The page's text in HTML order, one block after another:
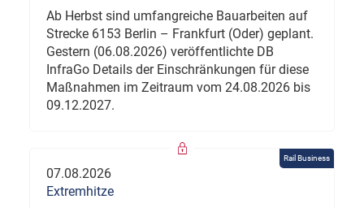
Ab Herbst sind umfangreiche Bauarbeiten auf
Strecke 6153 Berlin – Frankfurt (Oder) geplant.
Gestern (06.08.2026) veröffentlichte DB
InfraGo Details der Einschränkungen für diese
Maßnahmen im Zeitraum vom 24.08.2026 bis
09.12.2027.
Rail Business
07.08.2026
Extremhitze